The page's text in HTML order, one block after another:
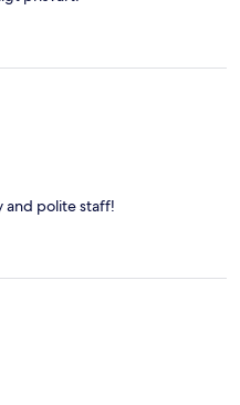
and polite staff!